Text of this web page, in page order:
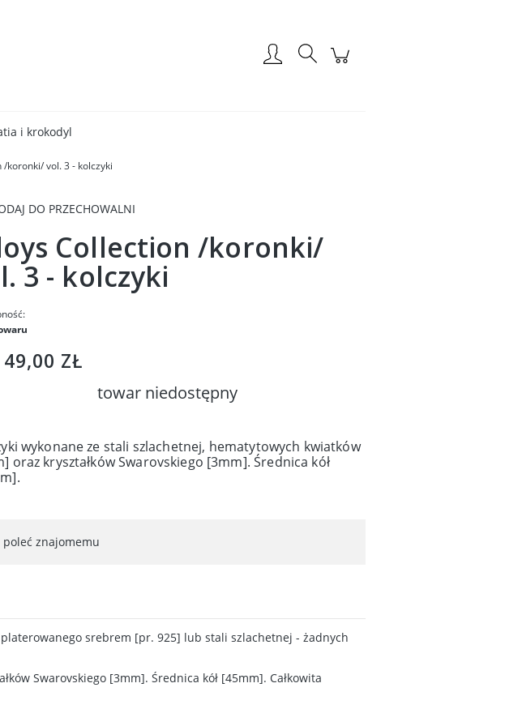
i krokodyl
koronki/ vol. 3 - kolczyki
DO PRZECHOWALNI
Collection /koronki/
3 - kolczyki
49,00 ZŁ
towar niedostępny
wykonane ze stali szlachetnej, hematytowych kwiatków
oraz kryształków Swarovskiego [3mm]. Średnica kół
poleć znajomemu
srebrem [pr. 925] lub stali szlachetnej - żadnych
Swarovskiego [3mm]. Średnica kół [45mm]. Całkowita